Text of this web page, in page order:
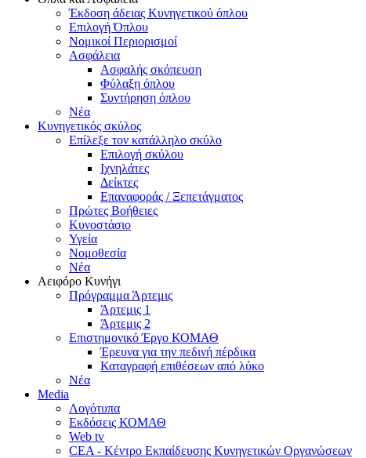
Έκδοση άδειας Κυνηγετικού όπλου
Επιλογή Όπλου
Νομικοί Περιορισμοί
Ασφάλεια
Ασφαλής σκόπευση
Φύλαξη όπλου
Συντήρηση όπλου
Νέα
Κυνηγετικός σκύλος
Επίλεξε τον κατάλληλο σκύλο
Επιλογή σκύλου
Ιχνηλάτες
Δείκτες
Επαναφοράς / Ξεπετάγματος
Πρώτες Βοήθειες
Κυνοστάσιο
Υγεία
Νομοθεσία
Νέα
Αειφόρο Κυνήγι
Πρόγραμμα Άρτεμις
Άρτεμις 1
Άρτεμις 2
Επιστημονικό Έργο ΚΟΜΑΘ
Έρευνα για την πεδινή πέρδικα
Καταγραφή επιθέσεων από λύκο
Νέα
Media
Λογότυπα
Εκδόσεις ΚΟΜΑΘ
Web tv
CEA - Κέντρο Εκπαίδευσης Κυνηγετικών Οργανώσεων